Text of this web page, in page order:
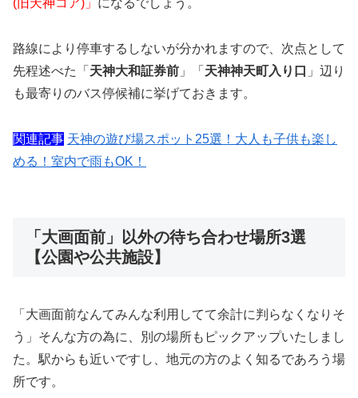
(旧天神コア)」 になるでしょう。
路線により停車するしないが分かれますので、次点として
先程述べた「 天神大和証券前 」「 天神神天町入り口 」辺り
も最寄りのバス停候補に挙げておきます。
関連記事 天神の遊び場スポット25選！大人も子供も楽し
める！室内で雨もOK！
「大画面前」以外の待ち合わせ場所3選
【公園や公共施設】
「大画面前なんてみんな利用してて余計に判らなくなりそ
う」そんな方の為に、別の場所もピックアップいたしまし
た。駅からも近いですし、地元の方のよく知るであろう場
所です。